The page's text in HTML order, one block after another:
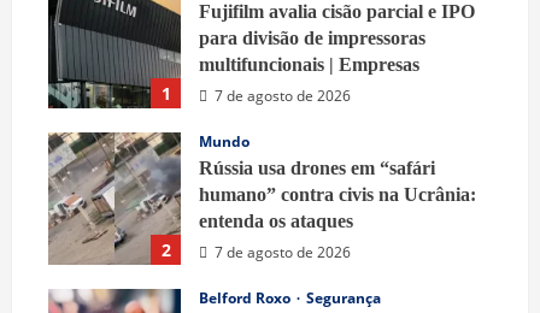
1
Fujifilm avalia cisão parcial e IPO
para divisão de impressoras
multifuncionais | Empresas
7 de agosto de 2026
2
Mundo
Rússia usa drones em “safári
humano” contra civis na Ucrânia:
entenda os ataques
7 de agosto de 2026
Belford Roxo
Segurança